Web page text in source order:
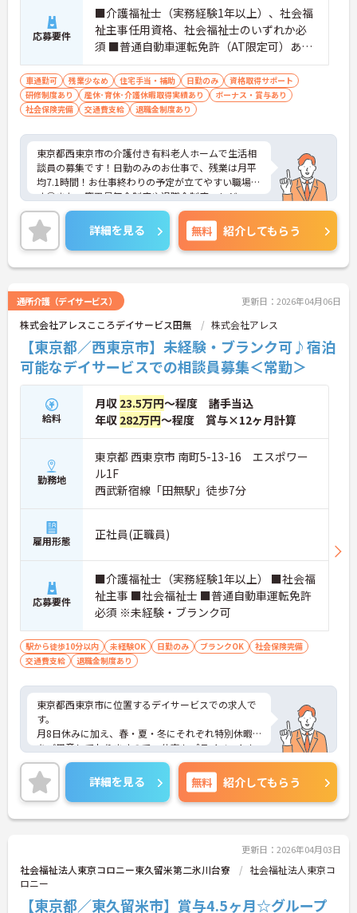
応募要件
■介護福祉士（実務経験1年以上）、社会福
祉主事任用資格、社会福祉士のいずれか必
須 ■普通自動車運転免許（AT限定可）あれ
ば尚可
車通勤可 残業少なめ 住宅手当・補助 日勤のみ
資格取得サポート
研修制度あり
産休･育休･介護休暇取得実績あり
ボーナス・賞与あり
社会保険完備
交通費支給 退職金制度あり
東京都西東京市の介護付き有料老人ホームで生活相
談員の募集です！日勤のみのお仕事で、残業は月平
均7.1時間！お仕事終わりの予定が立てやすい職場で
す◎また、慶弔見舞金制度や退職金制度、レジャー
施設やホテル宿泊料の割引制度など福利厚生も充
実！安心して長く働きやすい環境が整っています♪
ご興味のある方は面接ポイントをお伝えしますの
で、お気軽にご連絡ください！
詳細を見る 無料 紹介してもらう
通所介護（デイサービス） 更新日：2026年04月06日
株式会社アレスこころデイサービス田無 株式会社アレス
【東京都／西東京市】未経験・ブランク可♪宿泊
可能なデイサービスでの相談員募集＜常勤＞
給料
月収 23.5万円～程度 諸手当込
年収 282万円～程度 賞与×12ヶ月計算
勤務地
東京都 西東京市 南町5-13-16 エスポワー
ル1F
西武新宿線「田無駅」徒歩7分
雇用形態 正社員(正職員)
応募要件
■介護福祉士（実務経験1年以上） ■社会福
祉主事 ■社会福祉士 ■普通自動車運転免許
必須 ※未経験・ブランク可
駅から徒歩10分以内 未経験OK 日勤のみ ブランクOK
社会保険完備
交通費支給
退職金制度あり
東京都西東京市に位置するデイサービスでの求人で
す。
月8日休みに加え、春・夏・冬にそれぞれ特別休暇
をご用意しておりますので、仕事もプライベートも
充実した日々を送れます！
未経験やブランクがある方も安心してご就業してい
ただけます。
ご興味のある方は、お気軽にお問い合わせくださ
い。
詳細を見る 無料 紹介してもらう
更新日：2026年04月03日
社会福祉法人東京コロニー東久留米第二氷川台寮
社会福祉法人東京コ
ロニー
【東京都／東久留米市】賞与4.5ヶ月☆グループ